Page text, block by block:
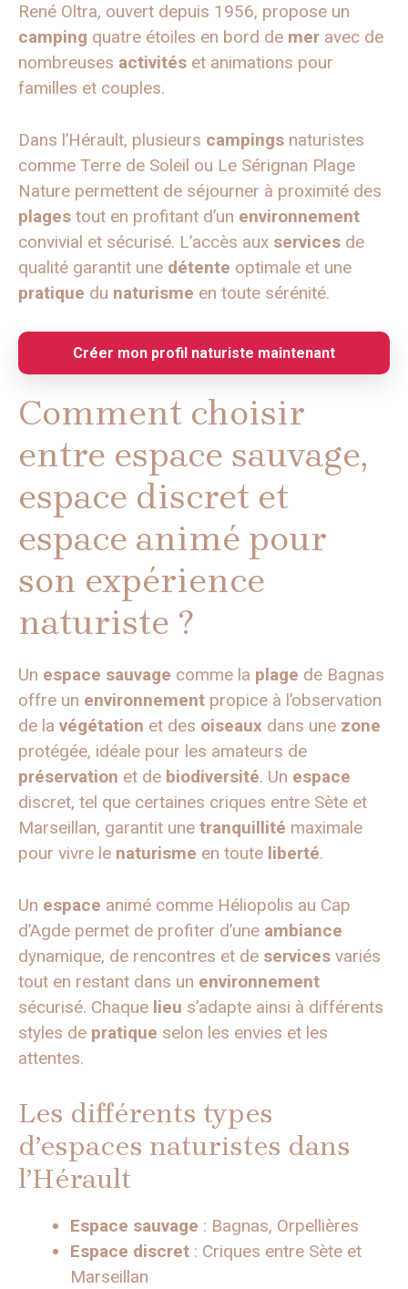
René Oltra, ouvert depuis 1956, propose un
camping quatre étoiles en bord de mer avec de
nombreuses activités et animations pour
familles et couples.
Dans l’Hérault, plusieurs campings naturistes
comme Terre de Soleil ou Le Sérignan Plage
Nature permettent de séjourner à proximité des
plages tout en profitant d’un environnement
convivial et sécurisé. L’accès aux services de
qualité garantit une détente optimale et une
pratique du naturisme en toute sérénité.
Créer mon profil naturiste maintenant
Comment choisir
entre espace sauvage,
espace discret et
espace animé pour
son expérience
naturiste ?
Un espace sauvage comme la plage de Bagnas
offre un environnement propice à l’observation
de la végétation et des oiseaux dans une zone
protégée, idéale pour les amateurs de
préservation et de biodiversité. Un espace
discret, tel que certaines criques entre Sète et
Marseillan, garantit une tranquillité maximale
pour vivre le naturisme en toute liberté.
Un espace animé comme Héliopolis au Cap
d’Agde permet de profiter d’une ambiance
dynamique, de rencontres et de services variés
tout en restant dans un environnement
sécurisé. Chaque lieu s’adapte ainsi à différents
styles de pratique selon les envies et les
attentes.
Les différents types
d’espaces naturistes dans
l’Hérault
Espace sauvage : Bagnas, Orpellières
Espace discret : Criques entre Sète et
Marseillan